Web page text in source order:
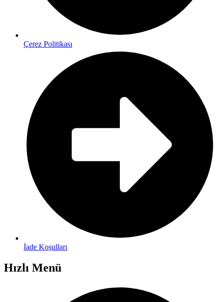
Çerez Politikası
İade Koşulları
Hızlı Menü